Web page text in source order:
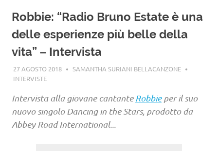
Robbie: “Radio Bruno Estate è una
delle esperienze più belle della
vita” – Intervista
27 AGOSTO 2018
SAMANTHA SURIANI BELLACANZONE
INTERVISTE
Intervista alla giovane cantanteRobbieper il suo
nuovo singolo Dancing in the Stars, prodotto da
Abbey Road International...